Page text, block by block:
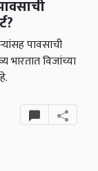
पावसाची
भारतात विजांच्या